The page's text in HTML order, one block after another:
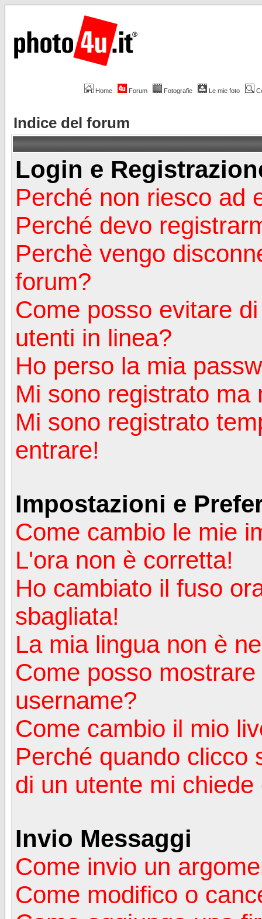
Home Forum Fotografie Le mie foto
Indice del forum
Login e
Perché non riesco ad
Perché devo
Perchè vengo
forum?
Come posso evitare
utenti in linea?
Ho perso la mia
Mi sono registrato ma
Mi sono registrato
entrare!
Impostazioni e
Come cambio le mie
L'ora non è corretta!
Ho cambiato il fuso
sbagliata!
La mia lingua non è
Come posso
username?
Come cambio il mio
Perché quando clicco
di un utente mi
Invio Messaggi
Come invio un
Come modifico o